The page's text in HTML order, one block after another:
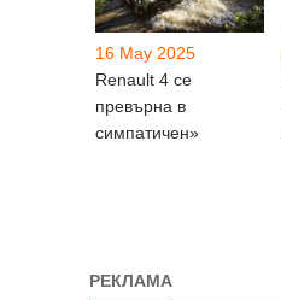
16 May 2025
Renault 4 се
превърна в
симпатичен»
РЕКЛАМА